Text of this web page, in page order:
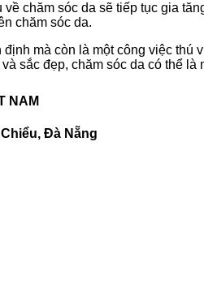
chăm sóc da sẽ tiếp tục gia
chăm sóc da.
mà còn là một công việc
sắc đẹp, chăm sóc da có thể là
NAM
Đà Nẵng